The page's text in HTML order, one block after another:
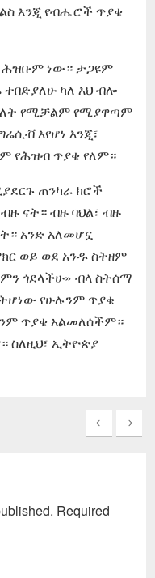
እንጂ የብሔሮች ጥያቄ
ነው። ታጋዩም
ካለ እህ ብሎ
የሚቻልም የሚያዋጣም
እየሆነ እንጂ፣
የሕዝብ ጥያቄ የለም።
ጠንካራ ክሮች
ናት። ብዙ ባህል፣ ብዙ
አንድ አለመሆኗ
ወይ ወደ አንዱ ስትዘም
ጎደላችሁ» ብላ ስትሰማ
የሁሉንም ጥያቄ
ጥያቄ አልመለሰችም።
ስለዚህ፣ ኢትዮጵያ
Required